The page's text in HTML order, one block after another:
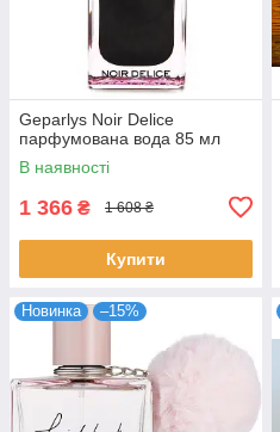
Geparlys Noir Delice
парфумована вода 85 мл
В наявності
1 366 ₴ 1 608 ₴
Купити
Новинка –15%